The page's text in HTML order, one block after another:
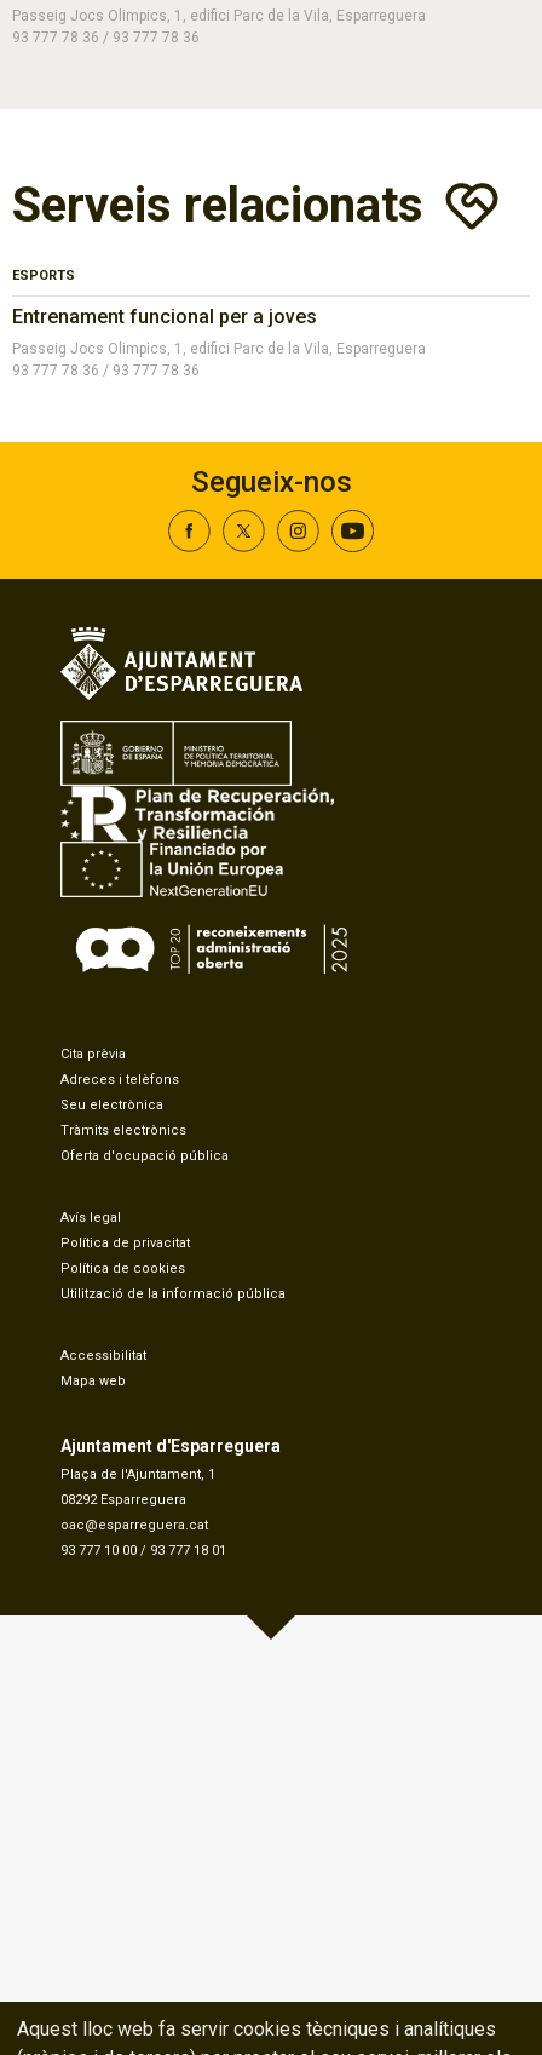
Passeig Jocs Olimpics, 1, edifici Parc de la Vila, Esparreguera
93 777 78 36 / 93 777 78 36
Serveis relacionats
ESPORTS
Entrenament funcional per a joves
Passeig Jocs Olimpics, 1, edifici Parc de la Vila, Esparreguera
93 777 78 36 / 93 777 78 36
Segueix-nos
Cita prèvia
Adreces i telèfons
Seu electrònica
Tràmits electrònics
Oferta d'ocupació pública
Avís legal
Política de privacitat
Política de cookies
Utilització de la informació pública
Accessibilitat
Mapa web
Ajuntament d'Esparreguera
Plaça de l'Ajuntament, 1
08292 Esparreguera
oac@esparreguera.cat
93 777 10 00 / 93 777 18 01
Aquest lloc web fa servir cookies tècniques i analítiques